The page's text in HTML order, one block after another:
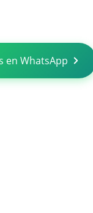
en WhatsApp